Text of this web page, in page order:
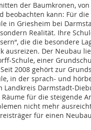
der Baumkronen,
beobachten kann: Für
in Griesheim bei
Realität. Ihre
die die besondere
ausreizen. Der Neubau
Schule, einer
2008 gehört zur
in der sprach- und
Landkreis Darmstadt-
für die steigende
nicht mehr
für einen